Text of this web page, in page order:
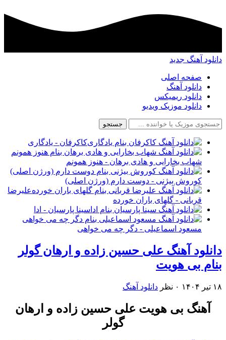
آهنگ جدید
صفحه اصلی
دانلود آهنگ
دانلود ریمیکس
دانلود موزیک ویدیو
جستجو
کاکرفان - یادگاری
شهاب بخارایی و هادی برهان - هنوز همونم
کوروش بیژنی - دوست دارم (ورژن اصلی)
علیرضا
قربانی - گلهای باران خورده
سینا پارسیان - ادا
مسعود اسماعیلی - دگر چه می خواهی
آهنگ علی حسین زاده و ارهان گولر
بی هویت
۰ نظر دانلود آهنگ
بی هویت علی حسین زاده و ارهان
گولر